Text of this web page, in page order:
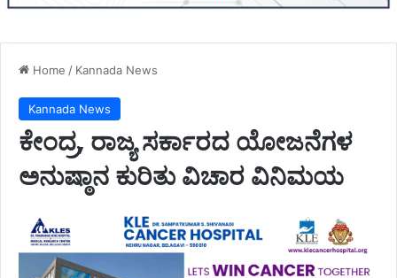
Home / Kannada News
Kannada News
ಕೇಂದ್ರ, ರಾಜ್ಯ ಸರ್ಕಾರದ ಯೋಜನೆಗಳ
ಅನುಷ್ಠಾನ ಕುರಿತು ವಿಚಾರ ವಿನಿಮಯ